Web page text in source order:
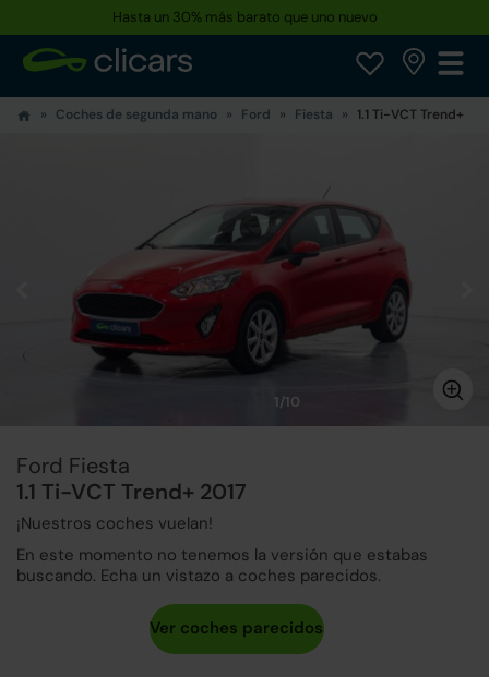
Hasta un 30% más barato que uno nuevo
Coches de segunda mano Ford Fiesta 1.1 Ti-VCT Trend+
1/10
Ford Fiesta
1.1 Ti-VCT Trend+ 2017
¡Nuestros coches vuelan!
En este momento no tenemos la versión que estabas
buscando. Echa un vistazo a coches parecidos.